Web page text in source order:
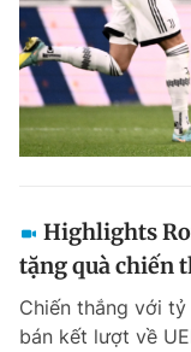
Highlights
tặng quà chiến
Chiến thắng với
bán kết lượt về